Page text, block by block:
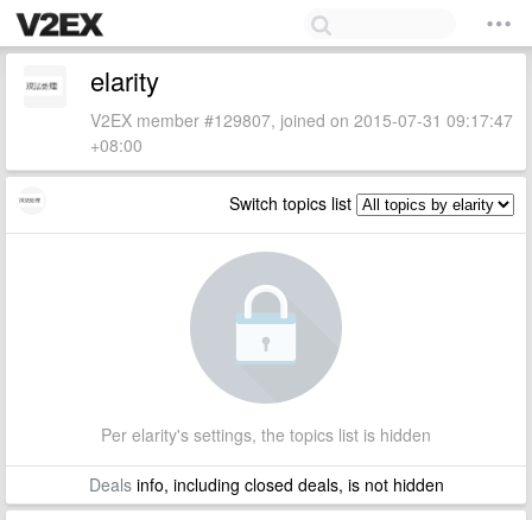
elarity
V2EX member #129807, joined on 2015-07-31 09:17:47
+08:00
Switch topics list
Per elarity's settings, the topics list is hidden
Dealsinfo, including closed deals, is not hidden